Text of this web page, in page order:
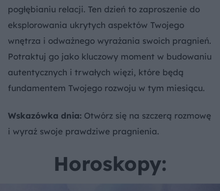
pogłębianiu relacji. Ten dzień to zaproszenie do
eksplorowania ukrytych aspektów Twojego
wnętrza i odważnego wyrażania swoich pragnień.
Potraktuj go jako kluczowy moment w budowaniu
autentycznych i trwałych więzi, które będą
fundamentem Twojego rozwoju w tym miesiącu.
Wskazówka dnia: Otwórz się na szczerą rozmowę
i wyraź swoje prawdziwe pragnienia.
Horoskopy: